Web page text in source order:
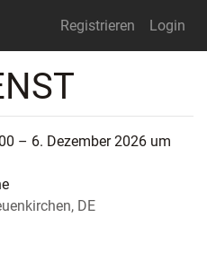
Registrieren Login
– 6. Dezember 2026 um
DE